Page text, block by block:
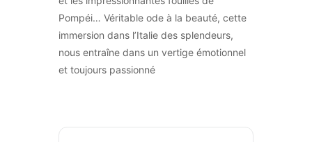
Pompéi… Véritable ode à la beauté, cette
immersion dans l’Italie des splendeurs,
nous entraîne dans un vertige émotionnel
et toujours passionné